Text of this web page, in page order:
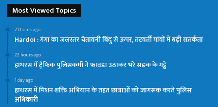
Most Viewed Topics
21 hours ago
Hardoi : गंगा का जलस्तर चेतावनी बिंदु से ऊपर, तटवर्ती गांवों में बढ़ी सतर्कता
22 hours ago
हाथरस में ट्रैफिक पुलिसकर्मी ने फावड़ा उठाकर भरे सड़क के गड्ढे
1 day ago
हाथरस में मिशन शक्ति अभियान के तहत छात्राओं को जागरूक करते पुलिस
अधिकारी